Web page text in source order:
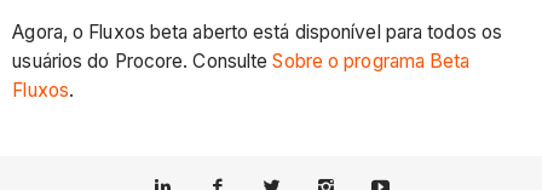
Agora, o Fluxos beta aberto está disponível para todos os
usuários do Procore. ConsulteSobre o programa Beta
Fluxos.